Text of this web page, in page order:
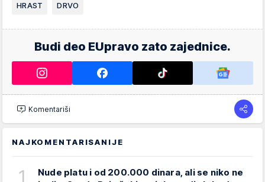
HRAST DRVO
Budi deo EUpravo zato zajednice.
Komentariši
NAJKOMENTARISANIJE
1
Nude platu i od 200.000 dinara, ali se niko ne